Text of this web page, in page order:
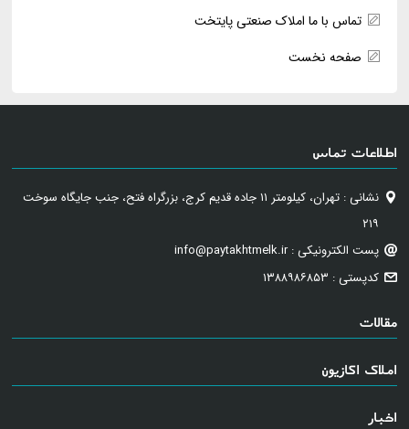
تماس با ما املاک صنعتی پایتخت
صفحه نخست
اطلاعات تماس
نشانی : تهران، کیلومتر ۱۱ جاده قدیم کرج، بزرگراه فتح، جنب جایگاه سوخت
۲۱۹
پست الکترونیکی : info@paytakhtmelk.ir
کدپستی : ۱۳۸۸۹۸۶۸۵۳
مقالات
املاک اکازیون
اخبار